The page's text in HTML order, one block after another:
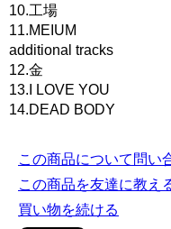
10.工場
11.MEIUM
additional tracks
12.金
13.I LOVE YOU
14.DEAD BODY
この商品について問い
この商品を友達に教え
買い物を続ける